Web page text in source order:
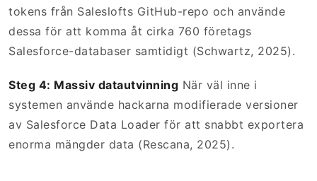
tokens från Saleslofts GitHub-repo och använde
dessa för att komma åt cirka 760 företags
Salesforce-databaser samtidigt (Schwartz, 2025).
Steg 4: Massiv datautvinning När väl inne i
systemen använde hackarna modifierade versioner
av Salesforce Data Loader för att snabbt exportera
enorma mängder data (Rescana, 2025).